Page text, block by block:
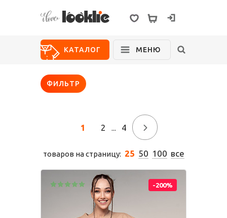
КАТАЛОГ МЕНЮ
О нас
Возврат
Размерный
ряд
Состав
полотен
Где покупают
Новинки
Для девочек
Брюки
ФИЛЬТР
1 2 ... 4 →
товаров на страницу: 25 50 100 все
-200%